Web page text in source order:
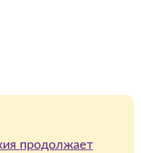
продолжает